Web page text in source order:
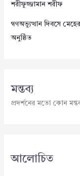
শরীফুজ্জামান শরীফ
গণঅভ্যুত্থান দিবসে
অনুষ্ঠিত
মন্তব্য
প্রদর্শনের মতো কোন
আলোচিত